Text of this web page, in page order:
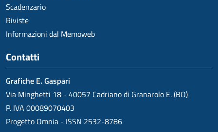
Scadenzario
Riviste
Informazioni dal Memoweb
Contatti
Grafiche E. Gaspari
Via Minghetti 18 - 40057 Cadriano di Granarolo E. (BO)
P. IVA 00089070403
Progetto Omnia - ISSN 2532-8786